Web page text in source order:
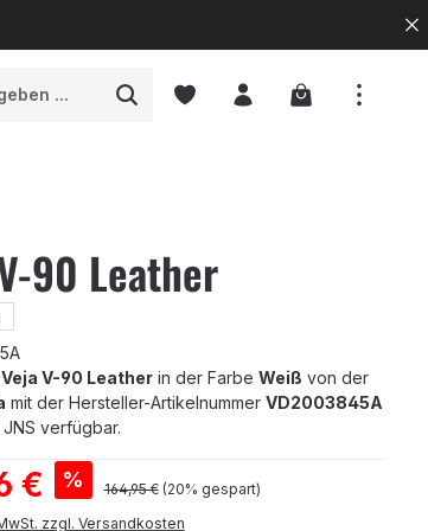
Warenkorb
90 Leather
Veja V-90 Leatherin der Farbe Weiß von der
mit der Hersteller-Artikelnummer VD2003845A
verfügbar.
€ % Regulärer Preis:
164,95 € (20% gespart)
zzgl. Versandkosten